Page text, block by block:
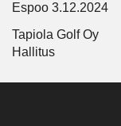
Espoo 3.12.2024
Tapiola Golf Oy
Hallitus